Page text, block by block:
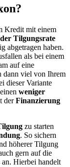
Kredit mit einem
Tilgungsrate
abgetragen haben.
als bei einem
auf eine
dann viel von Ihrem
dieser Variante
weniger
derFinanzierung
zu starten
. So sichern
höherer Tilgung
gern auf die
an. Hierbei handelt